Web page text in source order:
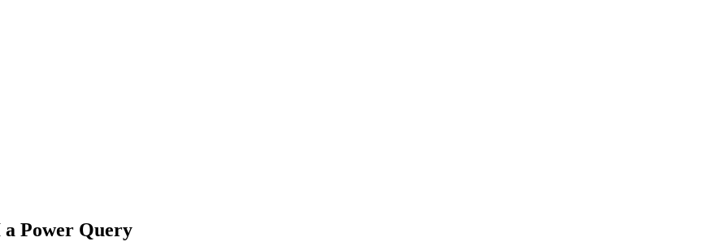
Power Query